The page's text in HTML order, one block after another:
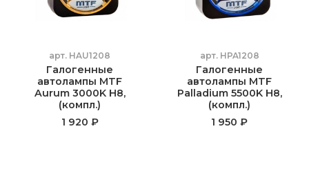
арт. HAU1208
Галогенные
автолампы MTF
Aurum 3000K H8,
(компл.)
1 920 ₽
арт. HPA1208
Галогенные
автолампы MTF
Palladium 5500K H8,
(компл.)
1 950 ₽